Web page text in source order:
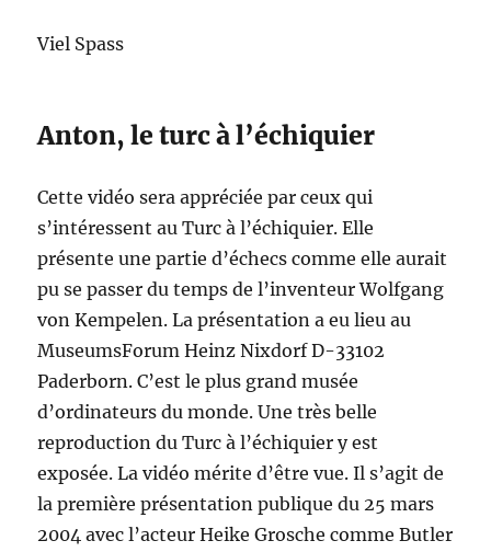
Viel Spass
Anton, le turc à l’échiquier
Cette vidéo sera appréciée par ceux qui
s’intéressent au Turc à l’échiquier. Elle
présente une partie d’échecs comme elle aurait
pu se passer du temps de l’inventeur Wolfgang
von Kempelen. La présentation a eu lieu au
MuseumsForum Heinz Nixdorf D-33102
Paderborn. C’est le plus grand musée
d’ordinateurs du monde. Une très belle
reproduction du Turc à l’échiquier y est
exposée. La vidéo mérite d’être vue. Il s’agit de
la première présentation publique du 25 mars
2004 avec l’acteur Heike Grosche comme Butler